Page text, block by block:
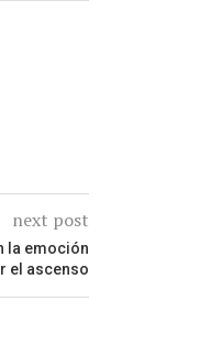
next post
la emoción
el ascenso